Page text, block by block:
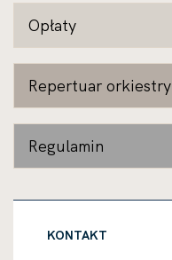
Opłaty
Repertuar orkiestry
Regulamin
KONTAKT